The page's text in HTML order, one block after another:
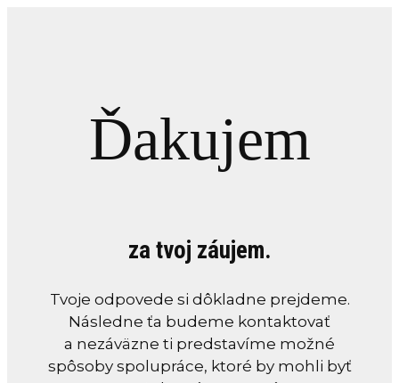
Ďakujem
za tvoj záujem.
Tvoje odpovede si dôkladne prejdeme.
Následne ťa budeme kontaktovať
a nezáväzne ti predstavíme možné
spôsoby spolupráce, ktoré by mohli byť